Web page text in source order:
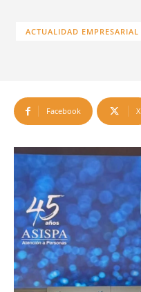
ACTUALIDAD EMPRESARIAL
Facebook X